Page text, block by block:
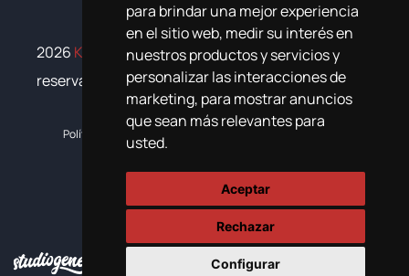
para brindar una mejor experiencia
en el sitio web, medir su interés en
nuestros productos y servicios y
personalizar las interacciones de
marketing, para mostrar anuncios
que sean más relevantes para
usted.
Aceptar
Rechazar
Configurar
2026 Krypton Chemical. Todos los derechos
reservados
Política de cookies Política de privacidad Plan de igualdad